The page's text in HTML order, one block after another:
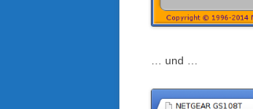
… und …